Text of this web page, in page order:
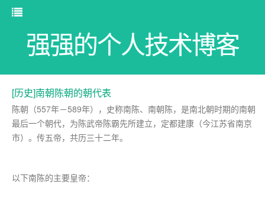
强强的个人技术博客
[历史]南朝陈朝的朝代表
陈朝（557年－589年），史称南陈、南朝陈，是南北朝时期的南朝
最后一个朝代，为陈武帝陈霸先所建立，定都建康（今江苏省南京
市）。传五帝，共历三十二年。
以下南陈的主要皇帝：